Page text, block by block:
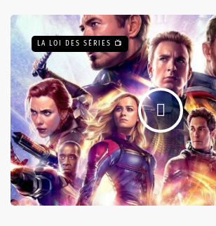
LA LOI DES SÉRIES 📺